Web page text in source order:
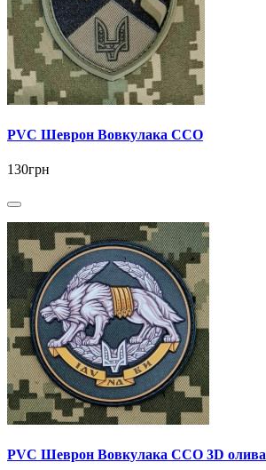
PVC Шеврон Вовкулака ССО
130грн
PVC Шеврон Вовкулака ССО 3D олива